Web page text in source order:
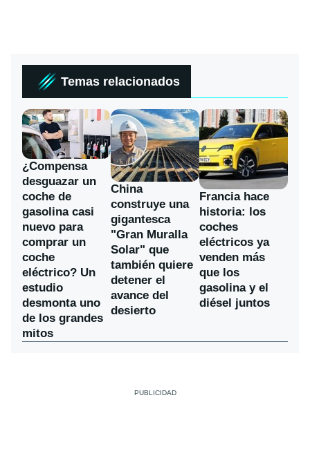
Temas relacionados
¿Compensa
desguazar un
coche de
gasolina casi
nuevo para
comprar un
coche
eléctrico? Un
estudio
desmonta uno
de los grandes
mitos
China
construye una
gigantesca
"Gran Muralla
Solar" que
también quiere
detener el
avance del
desierto
Francia hace
historia: los
coches
eléctricos ya
venden más
que los
gasolina y el
diésel juntos